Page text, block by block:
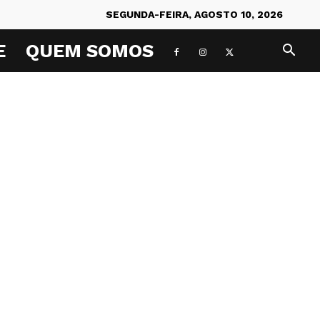
SEGUNDA-FEIRA, AGOSTO 10, 2026
QUEM SOMOS